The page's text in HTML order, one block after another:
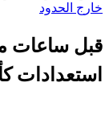
خارج الحدود
قبل ساعات
استعدادات